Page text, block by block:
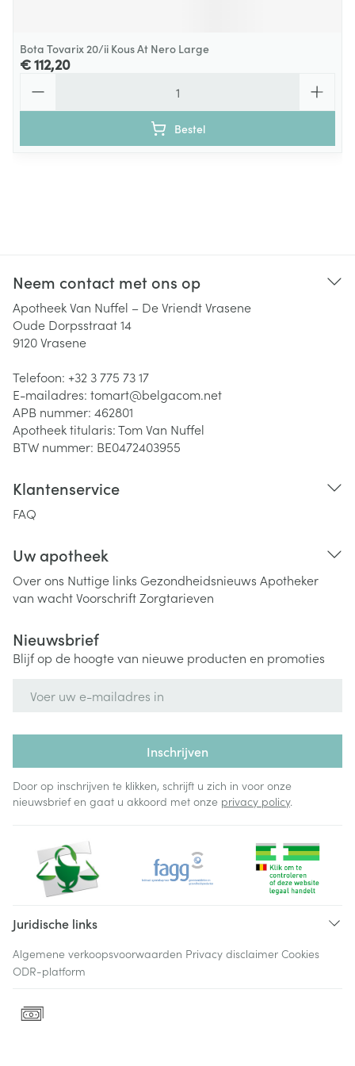
Bota Tovarix 20/ii Kous At Nero Large
€ 112,20
Bestel
Neem contact met ons op
Apotheek Van Nuffel – De Vriendt Vrasene
Oude Dorpsstraat 14
9120Vrasene
Telefoon: +32 3 775 73 17
E-mailadres: tomart@belgacom.net
APB nummer: 462801
Apotheek titularis:Tom Van Nuffel
BTW nummer: BE0472403955
Klantenservice
FAQ
Uw apotheek
Over ons Nuttige links Gezondheidsnieuws Apotheker
van wachtVoorschriftZorgtarieven
Nieuwsbrief
Blijf op de hoogte van nieuwe producten en promoties
Inschrijven
Door op inschrijven te klikken, schrijft u zich in voor onze
nieuwsbrief en gaat u akkoord met onze privacy policy.
Juridische links
Algemene verkoopsvoorwaarden Privacy disclaimer Cookies
ODR-platform